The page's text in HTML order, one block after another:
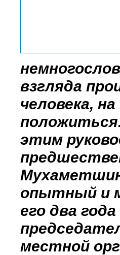
взгляда
человека,
этим
опытный и
его два
местной